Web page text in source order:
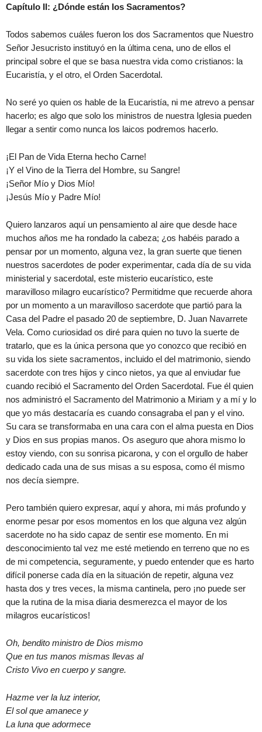
Capítulo II: ¿Dónde están los Sacramentos?
Todos sabemos cuáles fueron los dos Sacramentos que Nuestro
Señor Jesucristo instituyó en la última cena, uno de ellos el
principal sobre el que se basa nuestra vida como cristianos: la
Eucaristía, y el otro, el Orden Sacerdotal.
No seré yo quien os hable de la Eucaristía, ni me atrevo a pensar
hacerlo; es algo que solo los ministros de nuestra Iglesia pueden
llegar a sentir como nunca los laicos podremos hacerlo.
¡El Pan de Vida Eterna hecho Carne!
¡Y el Vino de la Tierra del Hombre, su Sangre!
¡Señor Mío y Dios Mío!
¡Jesús Mío y Padre Mío!
Quiero lanzaros aquí un pensamiento al aire que desde hace
muchos años me ha rondado la cabeza; ¿os habéis parado a
pensar por un momento, alguna vez, la gran suerte que tienen
nuestros sacerdotes de poder experimentar, cada día de su vida
ministerial y sacerdotal, este misterio eucarístico, este
maravilloso milagro eucarístico? Permitidme que recuerde ahora
por un momento a un maravilloso sacerdote que partió para la
Casa del Padre el pasado 20 de septiembre, D. Juan Navarrete
Vela. Como curiosidad os diré para quien no tuvo la suerte de
tratarlo, que es la única persona que yo conozco que recibió en
su vida los siete sacramentos, incluido el del matrimonio, siendo
sacerdote con tres hijos y cinco nietos, ya que al enviudar fue
cuando recibió el Sacramento del Orden Sacerdotal. Fue él quien
nos administró el Sacramento del Matrimonio a Miriam y a mí y lo
que yo más destacaría es cuando consagraba el pan y el vino.
Su cara se transformaba en una cara con el alma puesta en Dios
y Dios en sus propias manos. Os aseguro que ahora mismo lo
estoy viendo, con su sonrisa picarona, y con el orgullo de haber
dedicado cada una de sus misas a su esposa, como él mismo
nos decía siempre.
Pero también quiero expresar, aquí y ahora, mi más profundo y
enorme pesar por esos momentos en los que alguna vez algún
sacerdote no ha sido capaz de sentir ese momento. En mi
desconocimiento tal vez me esté metiendo en terreno que no es
de mi competencia, seguramente, y puedo entender que es harto
difícil ponerse cada día en la situación de repetir, alguna vez
hasta dos y tres veces, la misma cantinela, pero ¡no puede ser
que la rutina de la misa diaria desmerezca el mayor de los
milagros eucarísticos!
Oh, bendito ministro de Dios mismo
Que en tus manos mismas llevas al
Cristo Vivo en cuerpo y sangre.
Hazme ver la luz interior,
El sol que amanece y
La luna que adormece